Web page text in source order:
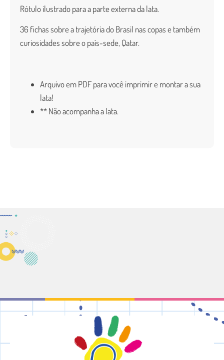
Rótulo ilustrado para a parte externa da lata.
36 fichas sobre a trajetória do Brasil nas copas e também
curiosidades sobre o país-sede, Qatar.
Arquivo em PDF para você imprimir e montar a sua
lata!
** Não acompanha a lata.